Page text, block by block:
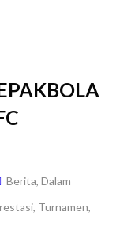
Berita, Dalam
, Turnamen,